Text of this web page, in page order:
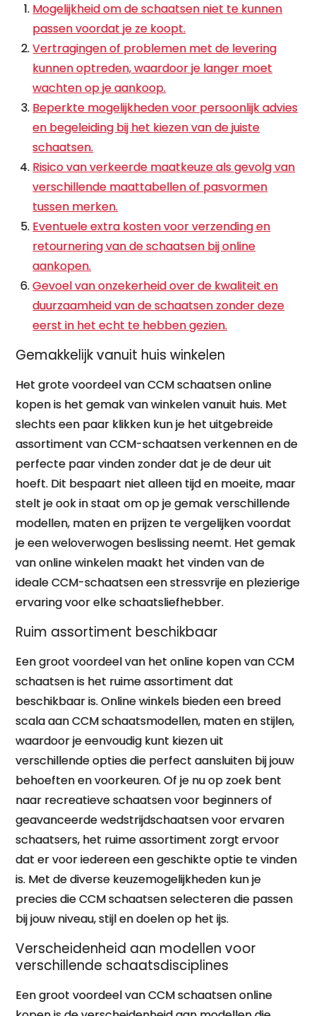
Mogelijkheid om de schaatsen niet te kunnen
passen voordat je ze koopt.
Vertragingen of problemen met de levering
kunnen optreden, waardoor je langer moet
wachten op je aankoop.
Beperkte mogelijkheden voor persoonlijk advies
en begeleiding bij het kiezen van de juiste
schaatsen.
Risico van verkeerde maatkeuze als gevolg van
verschillende maattabellen of pasvormen
tussen merken.
Eventuele extra kosten voor verzending en
retournering van de schaatsen bij online
aankopen.
Gevoel van onzekerheid over de kwaliteit en
duurzaamheid van de schaatsen zonder deze
eerst in het echt te hebben gezien.
Gemakkelijk vanuit huis winkelen
Het grote voordeel van CCM schaatsen online
kopen is het gemak van winkelen vanuit huis. Met
slechts een paar klikken kun je het uitgebreide
assortiment van CCM-schaatsen verkennen en de
perfecte paar vinden zonder dat je de deur uit
hoeft. Dit bespaart niet alleen tijd en moeite, maar
stelt je ook in staat om op je gemak verschillende
modellen, maten en prijzen te vergelijken voordat
je een weloverwogen beslissing neemt. Het gemak
van online winkelen maakt het vinden van de
ideale CCM-schaatsen een stressvrije en plezierige
ervaring voor elke schaatsliefhebber.
Ruim assortiment beschikbaar
Een groot voordeel van het online kopen van CCM
schaatsen is het ruime assortiment dat
beschikbaar is. Online winkels bieden een breed
scala aan CCM schaatsmodellen, maten en stijlen,
waardoor je eenvoudig kunt kiezen uit
verschillende opties die perfect aansluiten bij jouw
behoeften en voorkeuren. Of je nu op zoek bent
naar recreatieve schaatsen voor beginners of
geavanceerde wedstrijdschaatsen voor ervaren
schaatsers, het ruime assortiment zorgt ervoor
dat er voor iedereen een geschikte optie te vinden
is. Met de diverse keuzemogelijkheden kun je
precies die CCM schaatsen selecteren die passen
bij jouw niveau, stijl en doelen op het ijs.
Verscheidenheid aan modellen voor
verschillende schaatsdisciplines
Een groot voordeel van CCM schaatsen online